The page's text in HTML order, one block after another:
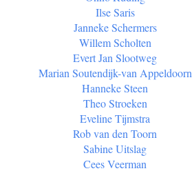
Ilse Saris
Janneke Schermers
Willem Scholten
Evert Jan Slootweg
Marian Soutendijk-van Appeldoorn
Hanneke Steen
Theo Stroeken
Eveline Tijmstra
Rob van den Toorn
Sabine Uitslag
Cees Veerman